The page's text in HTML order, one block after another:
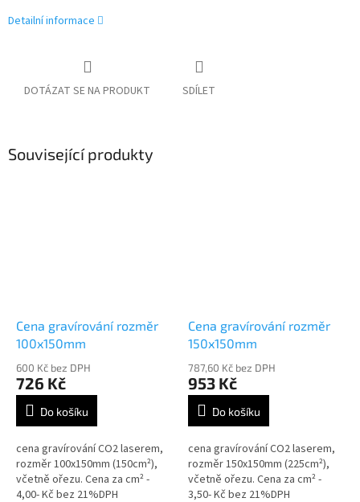
Detailní informace
DOTÁZAT SE NA PRODUKT SDÍLET
Související produkty
Cena gravírování rozměr
100x150mm
600 Kč bez DPH
726 Kč
Do košíku
cena gravírování CO2 laserem,
rozměr 100x150mm (150cm²),
včetně ořezu. Cena za cm² -
4,00- Kč bez 21%DPH
Cena gravírování rozměr
150x150mm
787,60 Kč bez DPH
953 Kč
Do košíku
cena gravírování CO2 laserem,
rozměr 150x150mm (225cm²),
včetně ořezu. Cena za cm² -
3,50- Kč bez 21%DPH